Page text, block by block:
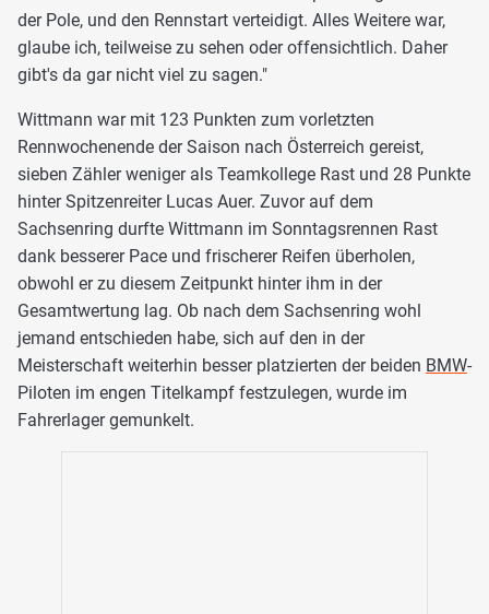
der Pole, und den Rennstart verteidigt. Alles Weitere war,
glaube ich, teilweise zu sehen oder offensichtlich. Daher
gibt's da gar nicht viel zu sagen."
Wittmann war mit 123 Punkten zum vorletzten
Rennwochenende der Saison nach Österreich gereist,
sieben Zähler weniger als Teamkollege Rast und 28 Punkte
hinter Spitzenreiter Lucas Auer. Zuvor auf dem
Sachsenring durfte Wittmann im Sonntagsrennen Rast
dank besserer Pace und frischerer Reifen überholen,
obwohl er zu diesem Zeitpunkt hinter ihm in der
Gesamtwertung lag. Ob nach dem Sachsenring wohl
jemand entschieden habe, sich auf den in der
Meisterschaft weiterhin besser platzierten der beiden BMW-
Piloten im engen Titelkampf festzulegen, wurde im
Fahrerlager gemunkelt.